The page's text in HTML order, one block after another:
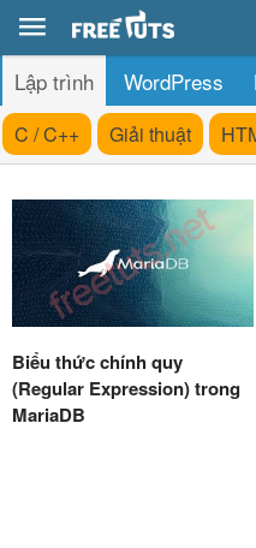
Lập trình WordPress
C / C++ Giải thuật
Biểu thức chính quy
(Regular Expression) trong
MariaDB